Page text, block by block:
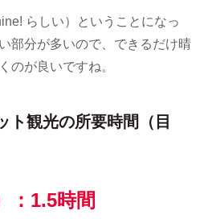
らしい）ということになっ
部分が多いので、できるだけ晴
のが良いですね。
ト観光の所要時間（目
：1.5時間